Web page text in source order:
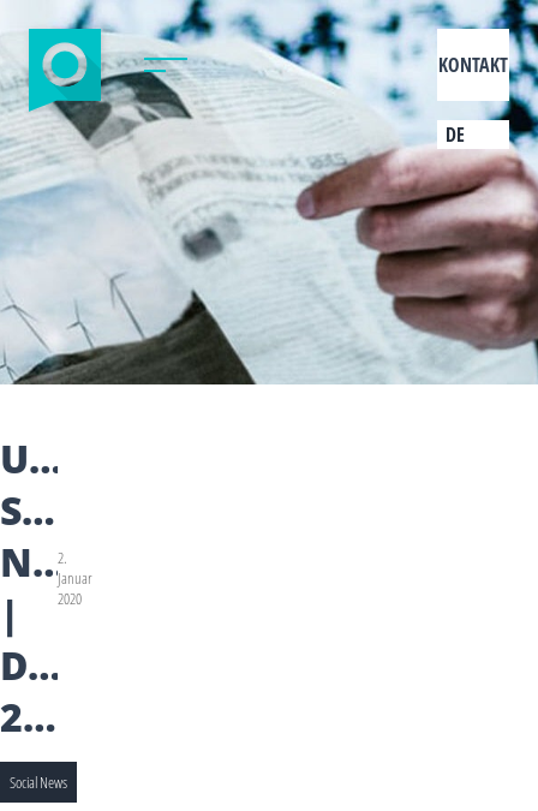
KONTAKT
DE
UNSERE
SOCIAL
NEWS
|
DEZEMBER
2019
2.
Januar
2020
Social News